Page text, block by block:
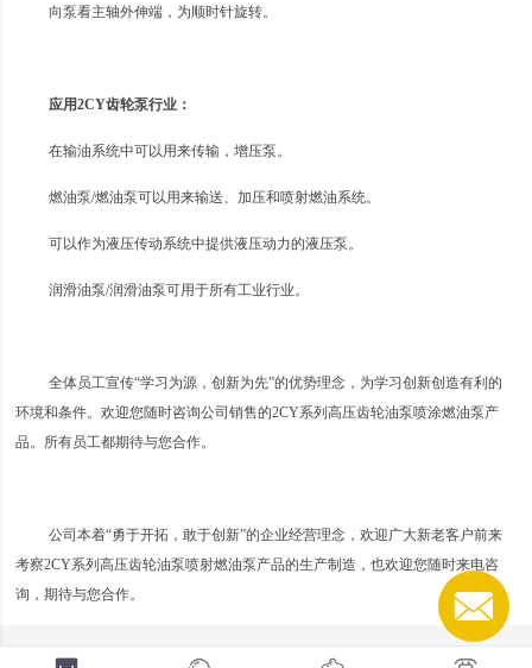
向泵看主轴外伸端，为顺时针旋转。
应用2CY齿轮泵行业：
在输油系统中可以用来传输，增压泵。
燃油泵/燃油泵可以用来输送、加压和喷射燃油系统。
可以作为液压传动系统中提供液压动力的液压泵。
润滑油泵/润滑油泵可用于所有工业行业。
全体员工宣传“学习为源，创新为先”的优势理念，为学习创新创造有利的
环境和条件。欢迎您随时咨询公司销售的2CY系列高压齿轮油泵喷涂燃油泵产
品。所有员工都期待与您合作。
公司本着“勇于开拓，敢于创新”的企业经营理念，欢迎广大新老客户前来
考察2CY系列高压齿轮油泵喷射燃油泵产品的生产制造，也欢迎您随时来电咨
询，期待与您合作。